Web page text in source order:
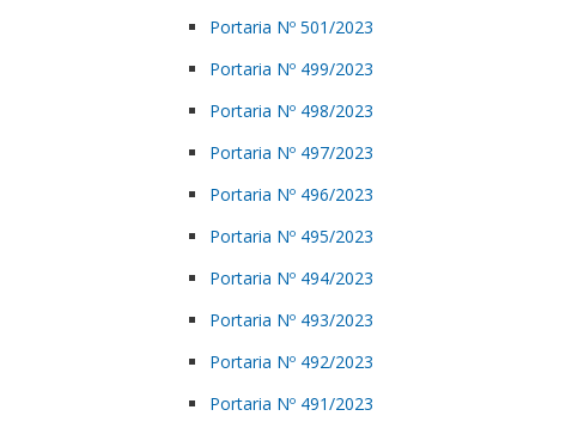
Portaria Nº 501/2023
Portaria Nº 499/2023
Portaria Nº 498/2023
Portaria Nº 497/2023
Portaria Nº 496/2023
Portaria Nº 495/2023
Portaria Nº 494/2023
Portaria Nº 493/2023
Portaria Nº 492/2023
Portaria Nº 491/2023